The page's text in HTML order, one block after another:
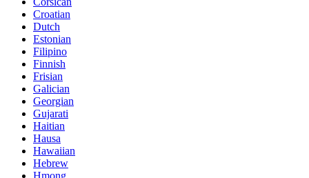
Croatian
Dutch
Estonian
Filipino
Finnish
Frisian
Galician
Georgian
Gujarati
Haitian
Hausa
Hawaiian
Hebrew